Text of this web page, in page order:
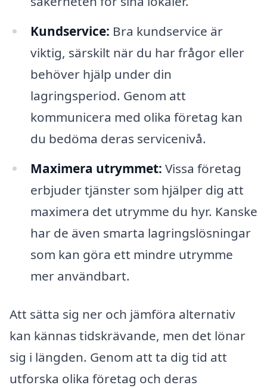
Kundservice: Bra kundservice är
viktig, särskilt när du har frågor eller
behöver hjälp under din
lagringsperiod. Genom att
kommunicera med olika företag kan
du bedöma deras servicenivå.
Maximera utrymmet: Vissa företag
erbjuder tjänster som hjälper dig att
maximera det utrymme du hyr. Kanske
har de även smarta lagringslösningar
som kan göra ett mindre utrymme
mer användbart.
Att sätta sig ner och jämföra alternativ
kan kännas tidskrävande, men det lönar
sig i längden. Genom att ta dig tid att
utforska olika företag och deras